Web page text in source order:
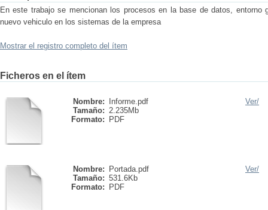
En este trabajo se mencionan los procesos en la base de datos, entorno
nuevo vehiculo en los sistemas de la empresa
Mostrar el registro completo del ítem
Ficheros en el ítem
Nombre:
Informe.pdf
Tamaño: 2.235Mb
Formato:
PDF
Ver/
Nombre:
Portada.pdf
Tamaño: 531.6Kb
Formato:
PDF
Ver/